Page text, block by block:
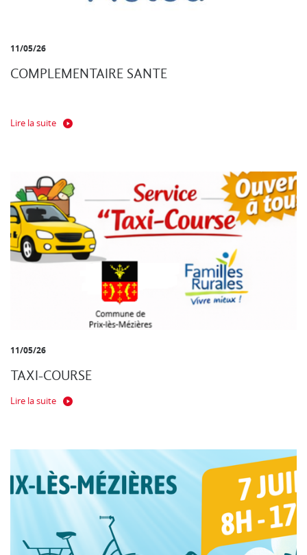
11/05/26
COMPLEMENTAIRE SANTE
Lire la suite
11/05/26
TAXI-COURSE
Lire la suite